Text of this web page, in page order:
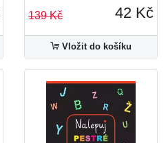
139 Kč 42 Kč
Vložit do košíku